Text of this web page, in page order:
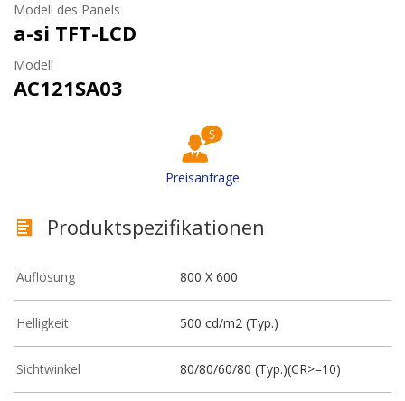
Modell des Panels
a-si TFT-LCD
Modell
AC121SA03
Preisanfrage
Produktspezifikationen
Auflösung 800 X 600
Helligkeit 500 cd/m2 (Typ.)
Sichtwinkel 80/80/60/80 (Typ.)(CR>=10)